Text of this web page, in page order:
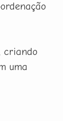
criando
uma